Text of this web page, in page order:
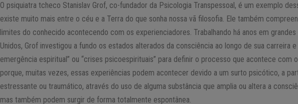
O psiquiatra tcheco Stanislav Grof, co-fundador da Psicologia Transpessoal, é um exemplo
existe muito mais entre o céu e a Terra do que sonha nossa vã filosofia. Ele também
limites do conhecido acontecendo com os experienciadores. Trabalhando há anos em
Unidos, Grof investigou a fundo os estados alterados da consciência ao longo de sua carreira
emergência espiritual” ou “crises psicoespirituais” para definir o processo que acontece com
porque, muitas vezes, essas experiências podem acontecer devido a um surto psicótico, a
estressante ou traumático, através do uso de alguma substância que amplia ou altera a
mas também podem surgir de forma totalmente espontânea.